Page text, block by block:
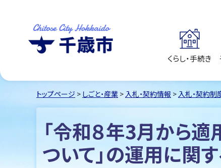
くらし・手続き
トップページ > しごと・産業 >入札・契約情報 >入札・契約制
「令和８年3月から
ついて」の運用に関